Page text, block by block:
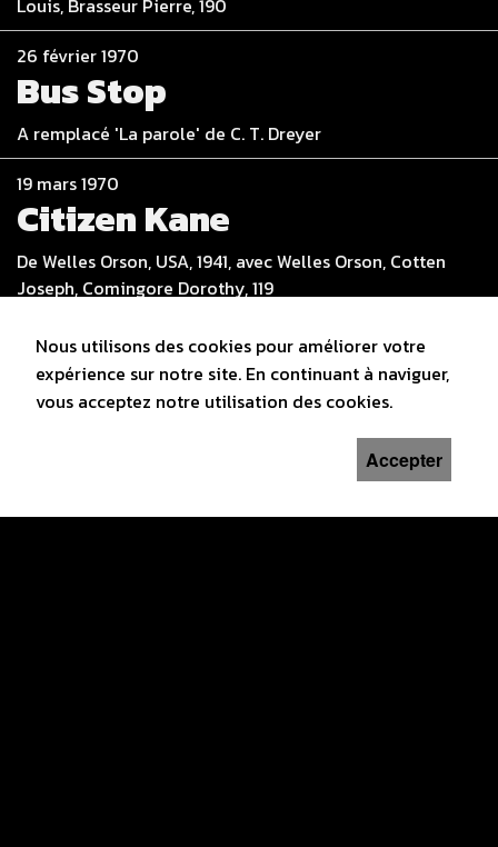
Louis, Brasseur Pierre, 190
26 février 1970
Bus Stop
A remplacé 'La parole' de C. T. Dreyer
19 mars 1970
Citizen Kane
De Welles Orson, USA, 1941, avec Welles Orson, Cotten
Joseph, Comingore Dorothy, 119
2400 Le Locle
Nous utilisons des cookies pour améliorer votre
expérience sur notre site. En continuant à naviguer,
vous acceptez notre utilisation des cookies.
Accepter